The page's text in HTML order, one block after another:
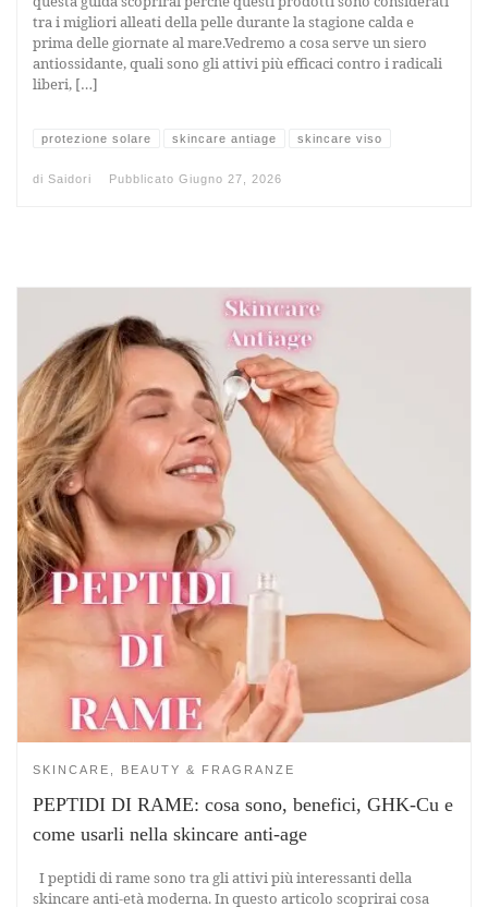
tra i migliori alleati della pelle durante la stagione calda e
prima delle giornate al mare.Vedremo a cosa serve un siero
antiossidante, quali sono gli attivi più efficaci contro i radicali
liberi, […]
protezione solare skincare antiage skincare viso
di Saidori Pubblicato Giugno 27, 2026
SKINCARE, BEAUTY & FRAGRANZE
PEPTIDI DI RAME: cosa sono, benefici, GHK-Cu e
come usarli nella skincare anti-age
I peptidi di rame sono tra gli attivi più interessanti della
skincare anti-età moderna. In questo articolo scoprirai cosa